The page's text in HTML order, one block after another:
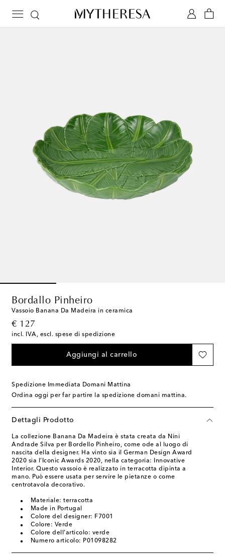
Bordallo Pinheiro
Vassoio Banana Da Madeira in ceramica
€ 127
original price
incl. IVA, escl. spese di spedizione
Aggiungi al carrello
Spedizione Immediata Domani Mattina
Ordina oggi per far partire la spedizione domani mattina.
Dettagli Prodotto
La collezione Banana Da Madeira è stata creata da Nini
Andrade Silva per Bordello Pinheiro, come ode al luogo di
nascita della designer. Ha vinto sia il German Design Award
2020 sia l’Iconic Awards 2020, nella categoria: Innovative
Interior. Questo vassoio è realizzato in terracotta dipinta a
mano. Può essere usata per servire le pietanze o come
centrotavola decorativo.
Materiale: terracotta
Made in Portugal
Colore del designer: F7001
Colore: Verde
Colore dell'articolo: verde
Numero articolo: P01098282